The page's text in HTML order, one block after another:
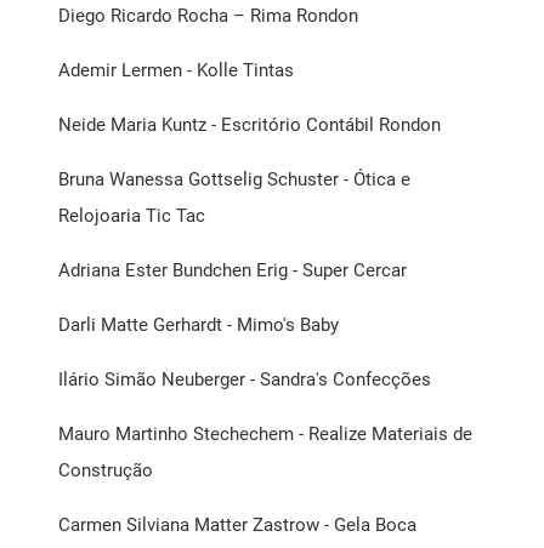
Diego Ricardo Rocha – Rima Rondon
Ademir Lermen - Kolle Tintas
Neide Maria Kuntz - Escritório Contábil Rondon
Bruna Wanessa Gottselig Schuster - Ótica e
Relojoaria Tic Tac
Adriana Ester Bundchen Erig - Super Cercar
Darli Matte Gerhardt - Mimo's Baby
Ilário Simão Neuberger - Sandra's Confecções
Mauro Martinho Stechechem - Realize Materiais de
Construção
Carmen Silviana Matter Zastrow - Gela Boca